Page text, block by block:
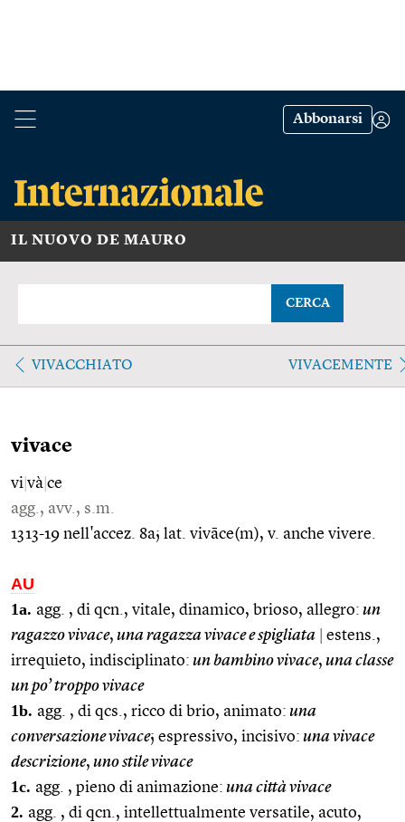
Abbonarsi
IL NUOVO DE MAURO
CERCA
VIVACCHIATO VIVACEMENTE
vivace
vi và ce
agg., avv., s.m.
1313-19 nell'accez. 8a; lat. vivāce(m), v. anche vivere.
AU
1a. agg. , di qcn., vitale, dinamico, brioso, allegro: un
ragazzo vivace, una ragazza vivace e spigliata
estens.,
irrequieto, indisciplinato: un bambino vivace, una classe
un po’ troppo vivace
1b. agg. , di qcs., ricco di brio, animato: una
conversazione vivace; espressivo, incisivo: una vivace
descrizione, uno stile vivace
1c. agg. , pieno di animazione: una città vivace
2. agg. , di qcn., intellettualmente versatile, acuto,